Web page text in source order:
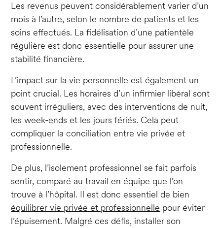
Les revenus peuvent considérablement varier d’un
mois à l’autre, selon le nombre de patients et les
soins effectués. La fidélisation d’une patientèle
régulière est donc essentielle pour assurer une
stabilité financière.
L’impact sur la vie personnelle est également un
point crucial. Les horaires d’un infirmier libéral sont
souvent irréguliers, avec des interventions de nuit,
les week-ends et les jours fériés. Cela peut
compliquer la conciliation entre vie privée et
professionnelle.
De plus, l’isolement professionnel se fait parfois
sentir, comparé au travail en équipe que l’on
trouve à l’hôpital. Il est donc essentiel de bien
équilibrer vie privée et professionnelle pour éviter
l’épuisement. Malgré ces défis, installer son